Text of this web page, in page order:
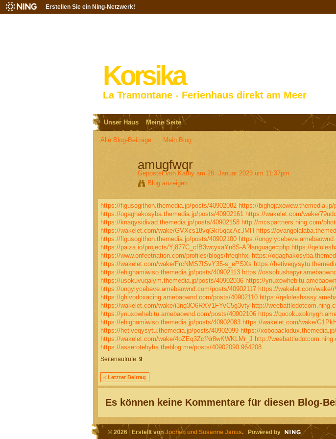
Erstellen Sie ein Ning-Netzwerk!
Korsika
La Tramontane - Ferienhaus direkt am Meer
Unser Haus Meine Seite
Alle Blog-Beiträge Mein Blog
amugfwqr
Gepostet von Kathyam 26. Januar 2023 um 11:37pm
Blog anzeigen
https://figusogithon.themedia.jp/posts/40902082 https://
https://ogaghakosyba.themedia.jp/posts/40902161 https://wakelet.com/wake/
https://knaqysidivad.themedia.jp/posts/40902158 http://mcspartners.ning.com/
https://wakelet.com/wake/GVXcs18vqGkr5qacAcJMH https://
https://figusogithon.themedia.jp/posts/40902100 https://
https://paiza.io/projects/Yj877C_cfB3wcyxaYn8S-A?language=php https://
https://www.onfeetnation.com/profiles/blogs/hfeqhhxj https://
https://wakelet.com/wake/FrcNMS7ISvY35-s_ePSXs https://
https://ehighamiwiso.themedia.jp/posts/40902113 https://
https://usokuvuqalym.themedia.jp/posts/40902036 https://
https://ongylycebeve.amebaownd.com/posts/40902117 https://wakelet.com/wake/
https://ghivodoxacing.amebaownd.com/posts/40902110 https://
https://wakelet.com/wake/i3ng3O6RXV1FYvC5g3vty http://
https://ynuxowhebitu.amebaownd.com/posts/40902106 https://
https://ehighamiwiso.themedia.jp/posts/40902083 https://wakelet.com/wake/
https://hetiveqysytu.themedia.jp/posts/40902099 https://
https://wakelet.com/wake/4oZEq3ZcfNr8wKWKLMr_J http://
https://asserotehyha.theblog.me/posts/40902090 964208
Seitenaufrufe: 9
< Letzter Beitrag
Es können keine Kommentare für diesen Blog-
© 2026 Erstellt vonJochen und Susanne Janus. Powered by